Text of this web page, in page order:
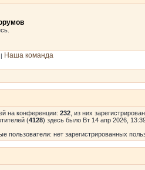
| Наша команда
на конференции: 232 , из них
(4128) здесь было Вт 14 апр 2026,
пользователи: нет зарегистрированных